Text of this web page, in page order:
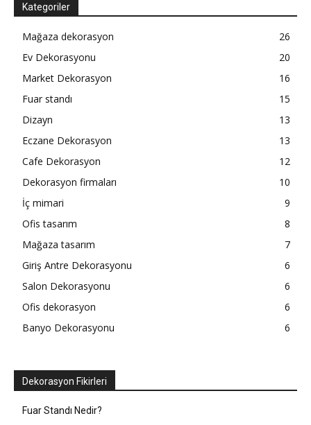
Kategoriler
Mağaza dekorasyon
26
Ev Dekorasyonu
20
Market Dekorasyon
16
Fuar standı
15
Dizayn
13
Eczane Dekorasyon
13
Cafe Dekorasyon
12
Dekorasyon firmaları
10
İç mimari
9
Ofis tasarım
8
Mağaza tasarım
7
Giriş Antre Dekorasyonu
6
Salon Dekorasyonu
6
Ofis dekorasyon
6
Banyo Dekorasyonu
6
Dekorasyon Fikirleri
Fuar Standı Nedir?